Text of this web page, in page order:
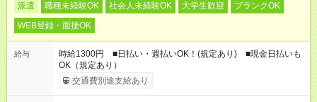
派遣 職種未経験OK 社会人未経験OK 大学生歓迎
ブランクOK
WEB登録・面接OK
給与
時給1300円 ■日払い・週払いOK！(規定あり) ■現金日払いも
OK（規定あり）
交通費別途支給あり